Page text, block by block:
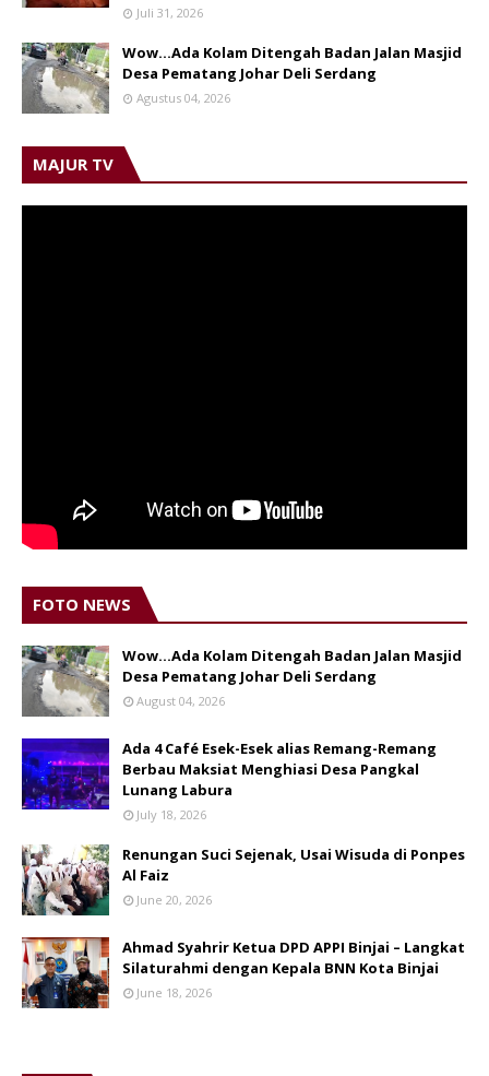
Juli 31, 2026
Wow...Ada Kolam Ditengah Badan Jalan Masjid
Desa Pematang Johar Deli Serdang
Agustus 04, 2026
MAJUR TV
FOTO NEWS
Wow...Ada Kolam Ditengah Badan Jalan Masjid
Desa Pematang Johar Deli Serdang
August 04, 2026
Ada 4 Café Esek-Esek alias Remang-Remang
Berbau Maksiat Menghiasi Desa Pangkal
Lunang Labura
July 18, 2026
Renungan Suci Sejenak, Usai Wisuda di Ponpes
Al Faiz
June 20, 2026
Ahmad Syahrir Ketua DPD APPI Binjai – Langkat
Silaturahmi dengan Kepala BNN Kota Binjai
June 18, 2026